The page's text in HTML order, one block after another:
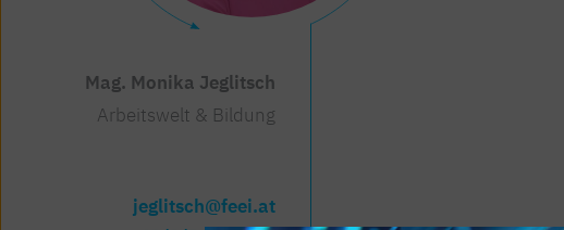
Mag. Monika Jeglitsch
Arbeitswelt & Bildung
jeglitsch@feei.at
Dr. Bernhard Gruber
Arbeitswelt & Bildung
gruber@feei.at